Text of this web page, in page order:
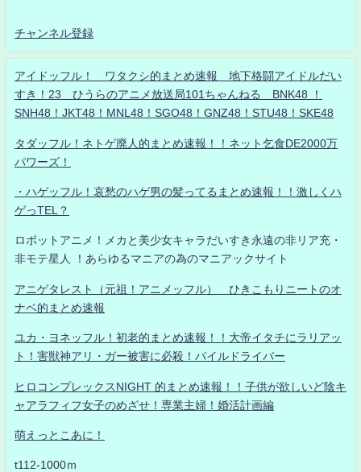
チャンネル登録
アイドッフル！ ワタクシ的まとめ速報 地下格闘アイドルだい
すき！23 ひうらのアニメ放送局101ちゃんねる BNK48 ！
SNH48！JKT48！MNL48！SGO48！GNZ48！STU48！SKE48
タダッフル！ネトゲ廃人的まとめ速報！！ネット乞食DE2000万
パワーズ！
・ハゲッフル！哀愁のハゲ男の髪ってるまとめ速報！！激しくハ
ゲっTEL？
ロボットアニメ！メカと美少女キャラだいすき永遠の非リア充・
非モテ星人 ！あらゆるマニアの為のマニアックサイト
アニゲタレスト（元祖！アニメッフル） ひきこもりニートのオ
ナベ的まとめ速報
ユカ・ヨネッフル！初老的まとめ速報！！大帝イタチにラリアッ
ト！害獣神アリ・ガー被害に必殺！パイルドライバー
ヒロコンプレックスNIGHT 的まとめ速報！！子供が欲しいど陰キ
ャアラフィフ女子のめざせ！専業主婦！婚活計画編
萌えっとこあに！
t112-1000ｍ